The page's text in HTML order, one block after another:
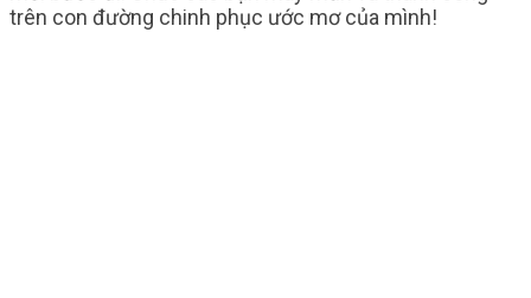
trên con đường chinh phục ước mơ của mình!